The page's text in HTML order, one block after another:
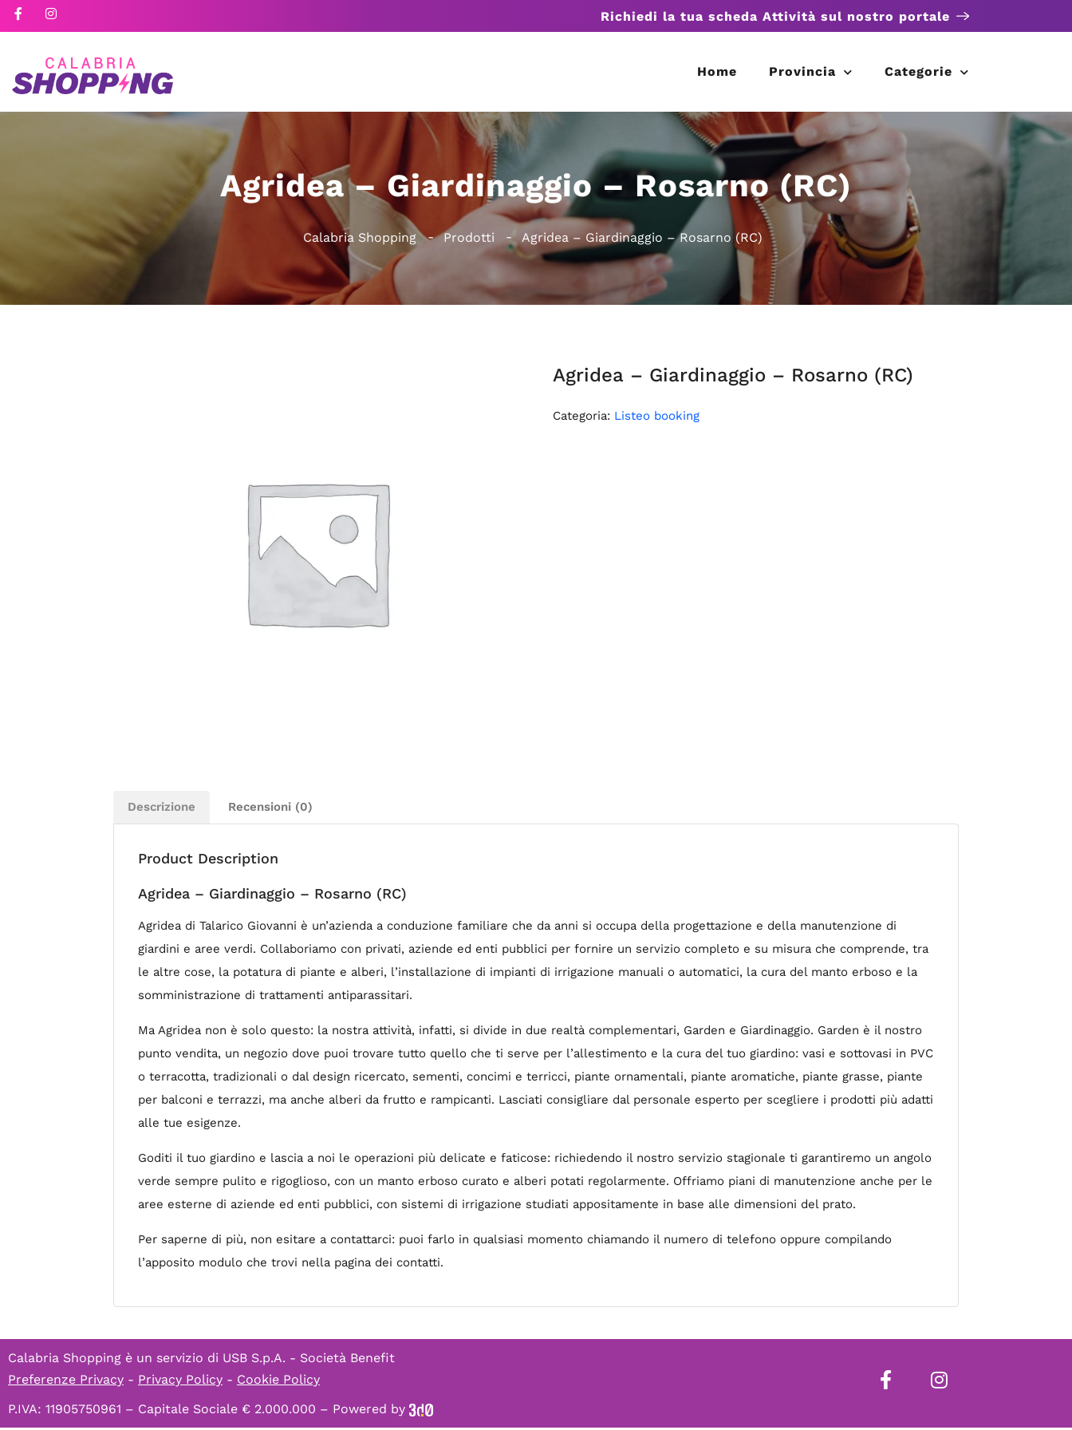
Richiedi la tua scheda Attività sul nostro portale
Home Provincia Categorie
Agridea – Giardinaggio – Rosarno (RC)
Calabria Shopping Prodotti Agridea – Giardinaggio – Rosarno (RC)
Agridea – Giardinaggio – Rosarno (RC)
Categoria: Listeo booking
Descrizione Recensioni (0)
Product Description
Agridea – Giardinaggio – Rosarno (RC)
Agridea di Talarico Giovanni è un’azienda a conduzione familiare che da anni si occupa della progettazione e della manutenzione di
giardini e aree verdi. Collaboriamo con privati, aziende ed enti pubblici per fornire un servizio completo e su misura che comprende, tra
le altre cose, la potatura di piante e alberi, l’installazione di impianti di irrigazione manuali o automatici, la cura del manto erboso e la
somministrazione di trattamenti antiparassitari.
Ma Agridea non è solo questo: la nostra attività, infatti, si divide in due realtà complementari, Garden e Giardinaggio. Garden è il nostro
punto vendita, un negozio dove puoi trovare tutto quello che ti serve per l’allestimento e la cura del tuo giardino: vasi e sottovasi in PVC
o terracotta, tradizionali o dal design ricercato, sementi, concimi e terricci, piante ornamentali, piante aromatiche, piante grasse, piante
per balconi e terrazzi, ma anche alberi da frutto e rampicanti. Lasciati consigliare dal personale esperto per scegliere i prodotti più adatti
alle tue esigenze.
Goditi il tuo giardino e lascia a noi le operazioni più delicate e faticose: richiedendo il nostro servizio stagionale ti garantiremo un angolo
verde sempre pulito e rigoglioso, con un manto erboso curato e alberi potati regolarmente. Offriamo piani di manutenzione anche per le
aree esterne di aziende ed enti pubblici, con sistemi di irrigazione studiati appositamente in base alle dimensioni del prato.
Per saperne di più, non esitare a contattarci: puoi farlo in qualsiasi momento chiamando il numero di telefono oppure compilando
l’apposito modulo che trovi nella pagina dei contatti.
Calabria Shopping è un servizio di USB S.p.A. - Società Benefit
Preferenze Privacy - Privacy Policy - Cookie Policy
P.IVA: 11905750961 – Capitale Sociale € 2.000.000 – Powered by